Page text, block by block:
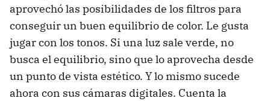
aprovechó las posibilidades de los filtros para
conseguir un buen equilibrio de color. Le gusta
jugar con los tonos. Si una luz sale verde, no
busca el equilibrio, sino que lo aprovecha desde
un punto de vista estético. Y lo mismo sucede
ahora con sus cámaras digitales. Cuenta la